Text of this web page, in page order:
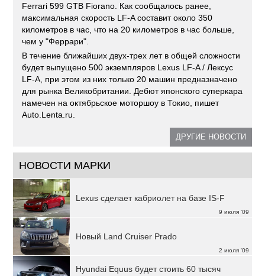
Ferrari 599 GTB Fiorano. Как сообщалось ранее,
максимальная скорость LF-A составит около 350
километров в час, что на 20 километров в час больше,
чем у "Феррари".
В течение ближайших двух-трех лет в общей сложности
будет выпущено 500 экземпляров Lexus LF-A / Лексус
LF-A, при этом из них только 20 машин предназначено
для рынка Великобритании. Дебют японского суперкара
намечен на октябрьское моторшоу в Токио, пишет
Auto.Lenta.ru.
ДРУГИЕ НОВОСТИ
НОВОСТИ МАРКИ
9 июля '09
Lexus сделает кабриолет на базе IS-F
2 июля '09
Новый Land Cruiser Prado
Hyundai Equus будет стоить 60 тысяч